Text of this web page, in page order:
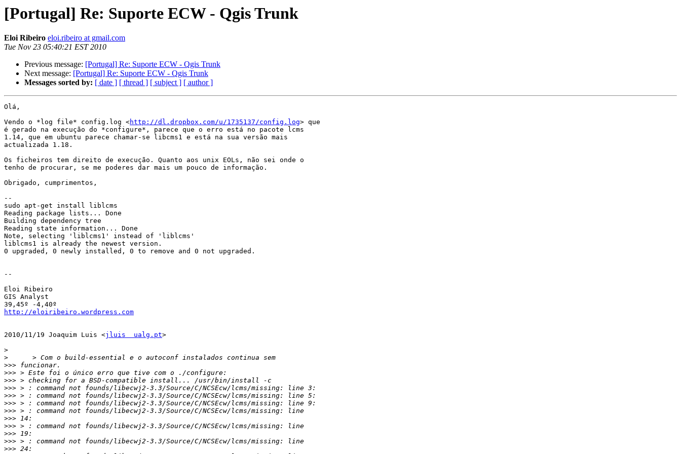
[Portugal] Re: Suporte ECW - Qgis Trunk
Eloi Ribeiro eloi.ribeiro at gmail.com
Tue Nov 23 05:40:21 EST 2010
Previous message: [Portugal] Re: Suporte ECW - Qgis Trunk
Next message: [Portugal] Re: Suporte ECW - Qgis Trunk
Messages sorted by: [ date ] [ thread ] [ subject ] [ author ]
Olá,
Vendo o *log file* config.log <http://dl.dropbox.com/u/1735137/config.log> que
é gerado na execução do *configure*, parece que o erro está no pacote lcms
1.14, que em ubuntu parece chamar-se libcms1 e está na sua versão mais
actualizada 1.18.
Os ficheiros tem direito de execução. Quanto aos unix EOLs, não sei onde o
tenho de procurar, se me poderes dar mais um pouco de informação.
Obrigado, cumprimentos,
--
sudo apt-get install liblcms
Reading package lists... Done
Building dependency tree
Reading state information... Done
Note, selecting 'liblcms1' instead of 'liblcms'
liblcms1 is already the newest version.
0 upgraded, 0 newly installed, 0 to remove and 0 not upgraded.
--
Eloi Ribeiro
GIS Analyst
http://eloiribeiro.wordpress.com
2010/11/19 Joaquim Luis <jluis  ualg.pt>
>
>
>>>
>>>
>>>
>>>
>>>
>>>
>>>
>>>
>>>
>>>
>>>
>>>